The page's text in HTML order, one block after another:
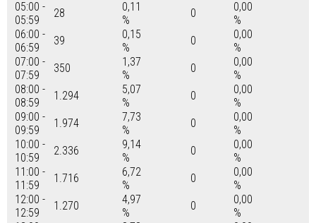
05:00 -
05:59
28
0,11
%
0
0,00
%
06:00 -
06:59
39
0,15
%
0
0,00
%
07:00 -
07:59
350
1,37
%
0
0,00
%
08:00 -
08:59
1.294
5,07
%
0
0,00
%
09:00 -
09:59
1.974
7,73
%
0
0,00
%
10:00 -
10:59
2.336
9,14
%
0
0,00
%
11:00 -
11:59
1.716
6,72
%
0
0,00
%
12:00 -
12:59
1.270
4,97
%
0
0,00
%